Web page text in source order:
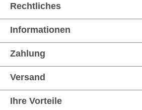
Rechtliches
Informationen
Zahlung
Versand
Ihre Vorteile